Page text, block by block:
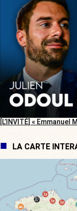
[L’INVITÉ] «
LA CARTE